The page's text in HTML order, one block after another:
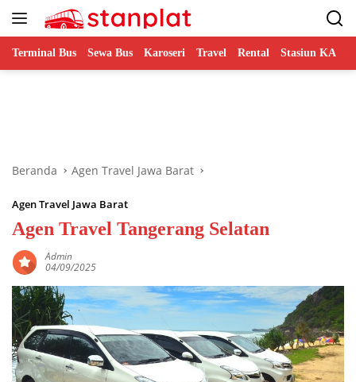
Terminal Bus Sewa Bus Karoseri Travel Rental Stasiun KA
Beranda Agen Travel Jawa Barat
Agen Travel Jawa Barat
Agen Travel Tangerang Selatan
Admin
04/09/2025